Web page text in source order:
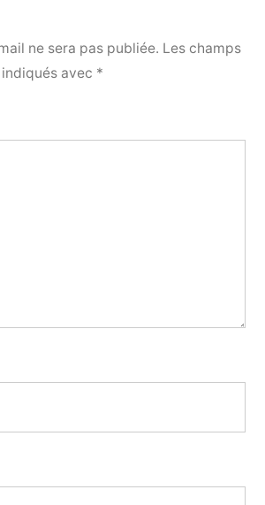
ne sera pas publiée. Les champs
avec *